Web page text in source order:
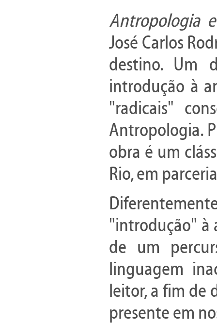
Antropologia
José Carlos
destino. Um
introdução à
"radicais"
Antropologia.
obra é um
Rio, em
"introdução" à
de um
linguagem
leitor, a fim de
presente em